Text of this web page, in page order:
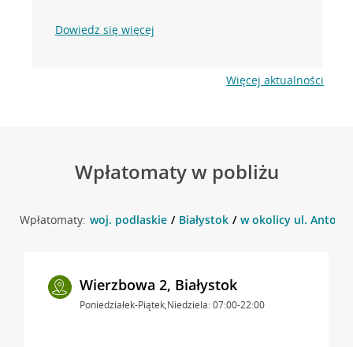
Dowiedz się więcej
Więcej aktualności
Wpłatomaty w pobliżu
Wpłatomaty: woj. podlaskie Białystok w okolicy ul.
Wierzbowa 2, Białystok
Poniedziałek-Piątek,Niedziela: 07:00-22:00